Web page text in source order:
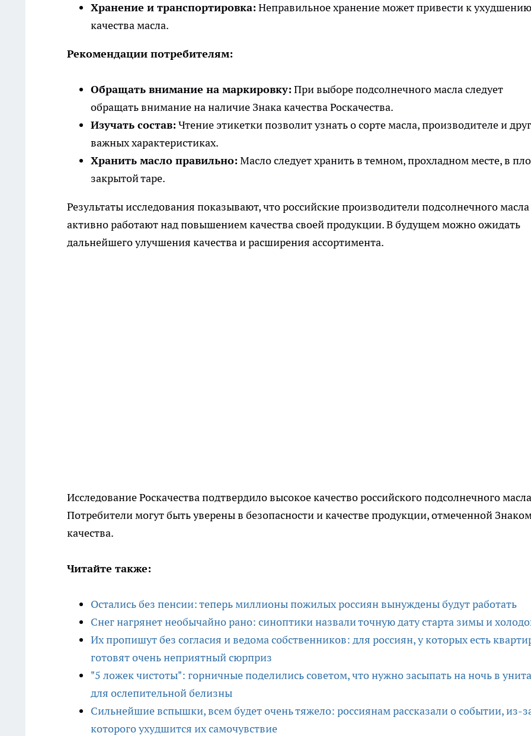
Хранение и транспортировка: Неправильное хранение может привести к ухудшению
качества масла.
Рекомендации потребителям:
Обращать внимание на маркировку: При выборе подсолнечного масла следует
обращать внимание на наличие Знака качества Роскачества.
Изучать состав: Чтение этикетки позволит узнать о сорте масла, производителе и
важных характеристиках.
Хранить масло правильно: Масло следует хранить в темном, прохладном месте, в
закрытой таре.
Результаты исследования показывают, что российские производители подсолнечного масла
активно работают над повышением качества своей продукции. В будущем можно ожидать
дальнейшего улучшения качества и расширения ассортимента.
Исследование Роскачества подтвердило высокое качество российского подсолнечного
Потребители могут быть уверены в безопасности и качестве продукции, отмеченной
качества.
Читайте также:
Остались без пенсии: теперь миллионы пожилых россиян вынуждены будут работать
Снег нагрянет необычайно рано: синоптики назвали точную дату старта зимы и
Их пропишут без согласия и ведома собственников: для россиян, у которых есть
готовят очень неприятный сюрприз
"5 ложек чистоты": горничные поделились советом, что нужно засыпать на ночь в
для ослепительной белизны
Сильнейшие вспышки, всем будет очень тяжело: россиянам рассказали о событии, из-
которого ухудшится их самочувствие